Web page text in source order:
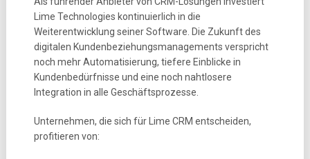
Lime Technologies kontinuierlich in die
Weiterentwicklung seiner Software. Die Zukunft des
digitalen Kundenbeziehungsmanagements verspricht
noch mehr Automatisierung, tiefere Einblicke in
Kundenbedürfnisse und eine noch nahtlosere
Integration in alle Geschäftsprozesse.
Unternehmen, die sich für Lime CRM entscheiden,
profitieren von: